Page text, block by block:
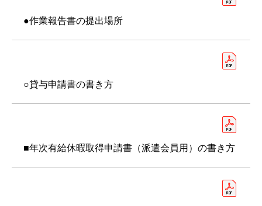
●作業報告書の提出場所
○貸与申請書の書き方
■年次有給休暇取得申請書（派遣会員用）の書き方